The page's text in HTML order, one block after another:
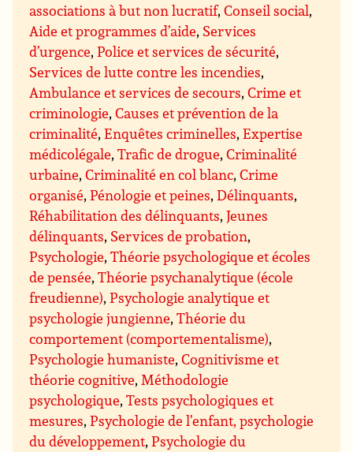
associations à but non lucratif,Conseil social,
Aide et programmes d’aide, Services
d’urgence,Police et services de sécurité,
Services de lutte contre les incendies,
Ambulance et services de secours,Crime et
criminologie,Causes et prévention de la
criminalité,Enquêtes criminelles,Expertise
médicolégale,Trafic de drogue,Criminalité
urbaine,Criminalité en col blanc,Crime
organisé,Pénologie et peines,Délinquants,
Réhabilitation des délinquants,Jeunes
délinquants, Services de probation,
Psychologie,Théorie psychologique et écoles
de pensée,Théorie psychanalytique (école
freudienne),Psychologie analytique et
psychologie jungienne,Théorie du
comportement (comportementalisme),
Psychologie humaniste,Cognitivisme et
théorie cognitive,Méthodologie
psychologique,Tests psychologiques et
mesures,Psychologie de l’enfant, psychologie
du développement,Psychologie du